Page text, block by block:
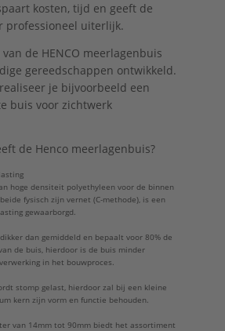
kosten, tijd en geeft de
professioneel uiterlijk.
de HENCO meerlagenbuis
gereedschappen ontwikkeld.
je bijvoorbeeld een
buis voor zichtwerk
de Henco meerlagenbuis?
hoge densiteit polyethyleen voor de binnen
fysisch zijn vernet (C-methode), is een
gewaarborgd.
dan gemiddeld en bepaalt voor 80% de
de buis, hierdoor is de buis minder
in het bouwproces.
stomp gelast, hierdoor zal bij een kleine
kern zijn vorm en functie behouden.
van 14mm tot 90mm biedt het assortiment